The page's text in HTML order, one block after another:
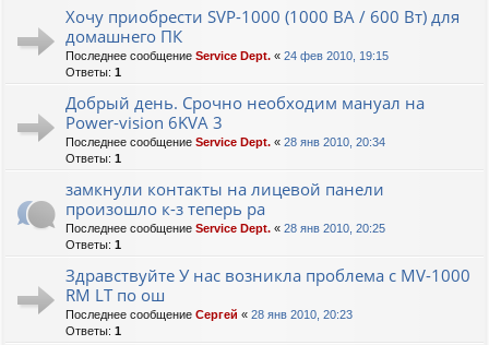
Хочу приобрести SVP-1000 (1000 ВА / 600 Вт) для
домашнего ПК
Последнее сообщение Service Dept. « 24 фев 2010, 19:15
Ответы: 1
Добрый день. Срочно необходим мануал на
Power-vision 6KVA 3
Последнее сообщение Service Dept. « 28 янв 2010, 20:34
Ответы: 1
замкнули контакты на лицевой панели
произошло к-з теперь ра
Последнее сообщение Service Dept. « 28 янв 2010, 20:25
Ответы: 1
Здравствуйте У нас возникла проблема с MV-1000
RM LT по ош
Последнее сообщение Сергей « 28 янв 2010, 20:23
Ответы: 1